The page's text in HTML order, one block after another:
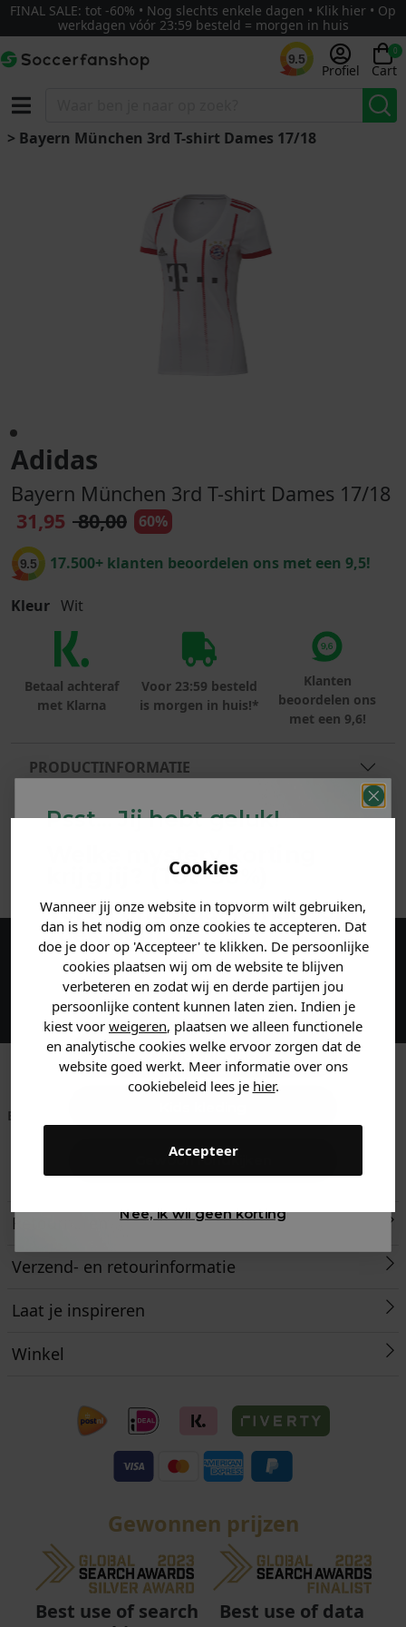
Cookies
Wanneer jij onze website in topvorm wilt gebruiken,
dan is het nodig om onze cookies te accepteren. Dat
doe je door op 'Accepteer' te klikken. De persoonlijke
cookies plaatsen wij om de website te blijven
verbeteren en zodat wij en derde partijen jou
persoonlijke content kunnen laten zien. Indien je
kiest voor weigeren, plaatsen we alleen functionele
en analytische cookies welke ervoor zorgen dat de
website goed werkt. Meer informatie over ons
cookiebeleid lees je hier.
Accepteer
FINAL SALE: tot -60% • Nog slechts enkele dagen • Klik hier • Op
werkdagen vóór 23:59 besteld = morgen in huis
9.5
Profiel
0
Cart
> Bayern München 3rd T-shirt Dames 17/18
Adidas
Bayern München 3rd T-shirt Dames 17/18
31,95 80,00 60%
9.5 17.500+ klanten beoordelen ons met een 9,5!
Kleur Wit
Betaal achteraf
met Klarna
Voor 23:59 besteld
is morgen in huis!*
Klanten
beoordelen ons
met een 9,6!
PRODUCTINFORMATIE
MATERIAAL & WASVOORSCHRIFT
ANDERE BESTELDEN OOK
Maak een account aan en ontvang 5%
korting op je eerste bestelling!
Betaal achteraf met
Klantenservice
Retourneren
Verzend- en retourinformatie
Laat je inspireren
Winkel
Gewonnen prijzen
Best use of search
Best use of data
Psst... Jij hebt geluk!
Welke mystery
krijg jij? (Tot-30%
Vertel ons waar je naar op
zoek bent. 👇
Heren kleding
Dames kleding
Gewoon rondkijken
Nee, ik wil geen korting